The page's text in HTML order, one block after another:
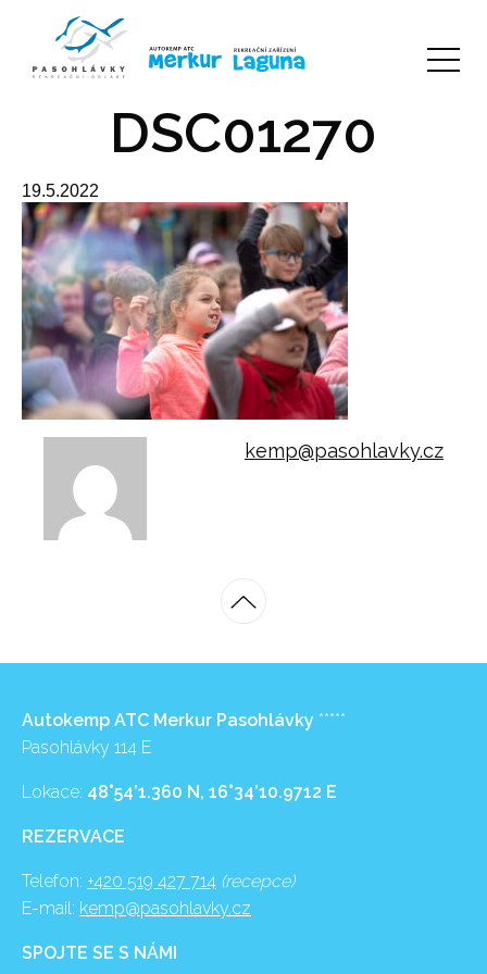
DSC01270
19.5.2022
kemp@pasohlavky.cz
Autokemp ATC Merkur Pasohlávky *****
Pasohlávky 114 E
Lokace: 48°54’1.360 N, 16°34’10.9712 E
REZERVACE
Telefon: +420 519 427 714 (recepce)
E-mail: kemp@pasohlavky.cz
SPOJTE SE S NÁMI